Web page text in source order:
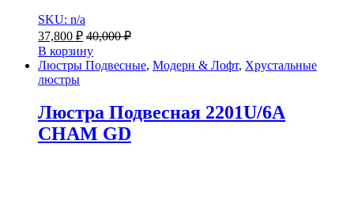
SKU: n/a
37,800 ₽ 40,000₽
В корзину
Люстры Подвесные, Модерн & Лофт, Хрустальные
люстры
Люстра Подвесная 2201U/6A
CHAM GD